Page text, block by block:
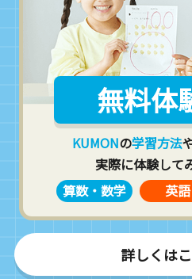
無料体
KUMONの学習方法
実際に体験して
算数・数学
英語
詳しくは